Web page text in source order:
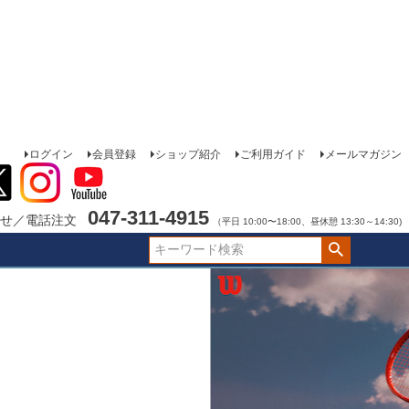
ログイン 会員登録 ショップ紹介 ご利用ガイド メールマガジン
／電話注文 047-311-4915 （平日 10:00〜18:00、昼休憩 13:30～14:30)